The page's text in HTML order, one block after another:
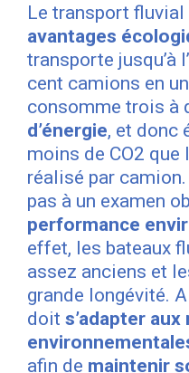
Le transport fluvial
avantages
transporte jusqu’à
cent camions en
consomme trois à
d’énergie, et donc
moins de CO2
réalisé par
pas à un examen
performance
effet, les bateaux
assez anciens et
grande longévité.
doit s’adapter
afin de maintenir